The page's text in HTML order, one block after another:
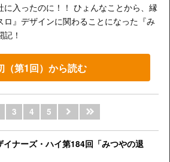
入ったのに！！ ひょんなことから、縁
ロ』デザインに関わることになった『み
！
（第1回）から読む
3 4 5
イナーズ・ハイ第184回「みつやの退